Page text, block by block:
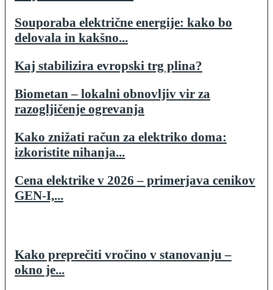
Souporaba električne energije: kako bo
delovala in kakšno...
Kaj stabilizira evropski trg plina?
Biometan – lokalni obnovljiv vir za
razogljičenje ogrevanja
Kako znižati račun za elektriko doma:
izkoristite nihanja...
Cena elektrike v 2026 – primerjava cenikov
GEN-I,...
Kako preprečiti vročino v stanovanju –
okno je...